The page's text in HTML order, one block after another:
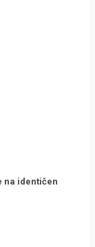
na identičen